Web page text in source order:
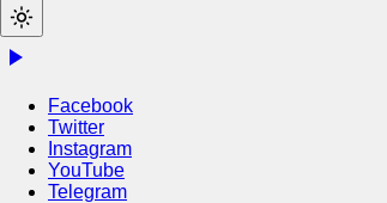
Facebook
Twitter
Instagram
YouTube
Telegram